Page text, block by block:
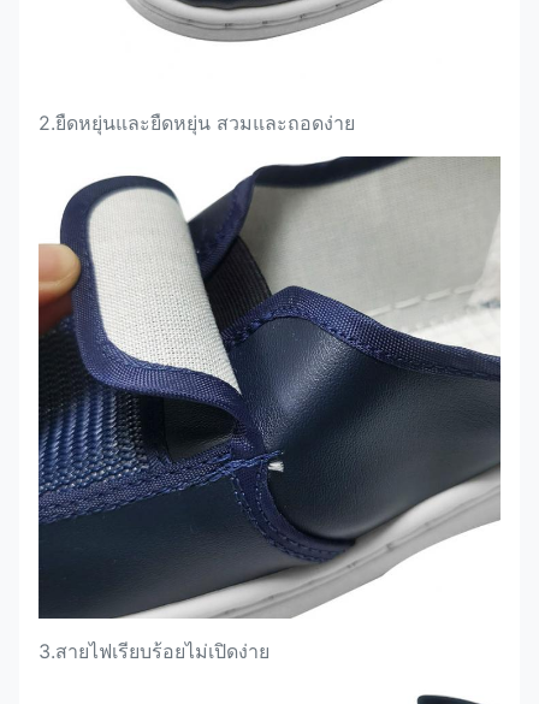
2.ยืดหยุ่นและยืดหยุ่น สวมและถอดง่าย
3.สายไฟเรียบร้อยไม่เปิดง่าย